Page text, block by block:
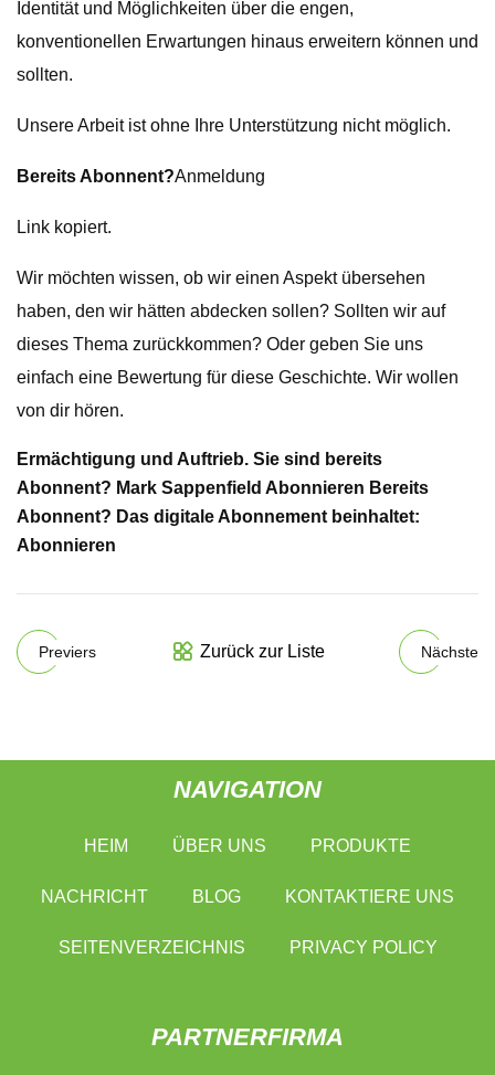
Identität und Möglichkeiten über die engen,
konventionellen Erwartungen hinaus erweitern können und
sollten.
Unsere Arbeit ist ohne Ihre Unterstützung nicht möglich.
Bereits Abonnent?Anmeldung
Link kopiert.
Wir möchten wissen, ob wir einen Aspekt übersehen
haben, den wir hätten abdecken sollen? Sollten wir auf
dieses Thema zurückkommen? Oder geben Sie uns
einfach eine Bewertung für diese Geschichte. Wir wollen
von dir hören.
Ermächtigung und Auftrieb. Sie sind bereits
Abonnent? Mark Sappenfield Abonnieren Bereits
Abonnent? Das digitale Abonnement beinhaltet:
Abonnieren
Previers Zurück zur Liste Nächste
NAVIGATION
HEIM ÜBER UNS PRODUKTE
NACHRICHT BLOG KONTAKTIERE UNS
SEITENVERZEICHNIS PRIVACY POLICY
PARTNERFIRMA